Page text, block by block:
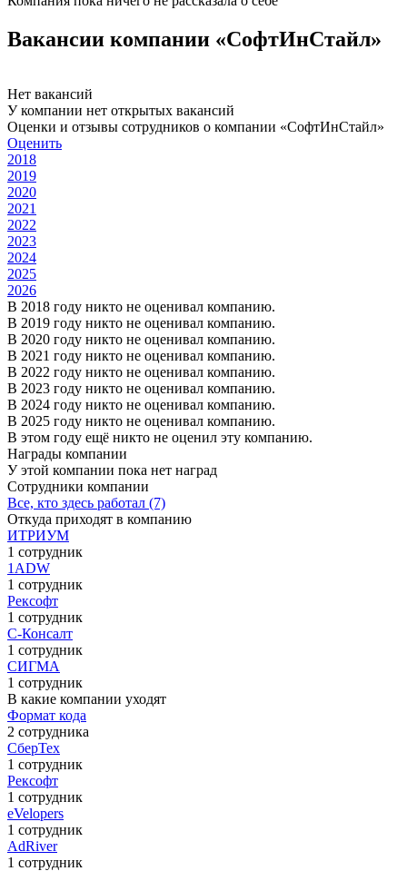
Вакансии компании «СофтИнСтайл»
Нет вакансий
У компании нет открытых вакансий
Оценки и отзывы сотрудников о компании «СофтИнСтайл»
Оценить
2018
2019
2020
2021
2022
2023
2024
2025
2026
В 2018 году никто не оценивал компанию.
В 2019 году никто не оценивал компанию.
В 2020 году никто не оценивал компанию.
В 2021 году никто не оценивал компанию.
В 2022 году никто не оценивал компанию.
В 2023 году никто не оценивал компанию.
В 2024 году никто не оценивал компанию.
В 2025 году никто не оценивал компанию.
В этом году ещё никто не оценил эту компанию.
Награды компании
У этой компании пока нет наград
Сотрудники компании
Все, кто здесь работал (7)
Откуда приходят в компанию
ИТРИУМ
1 сотрудник
1ADW
1 сотрудник
Рексофт
1 сотрудник
С-Консалт
1 сотрудник
СИГМА
1 сотрудник
В какие компании уходят
Формат кода
2 сотрудника
СберТех
1 сотрудник
Рексофт
1 сотрудник
eVelopers
1 сотрудник
AdRiver
1 сотрудник